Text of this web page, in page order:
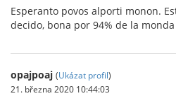
Esperanto povos alporti monon.
decido, bona por 94% de la
opajpoaj (Ukázat profil)
21. března 2020 10:44:03